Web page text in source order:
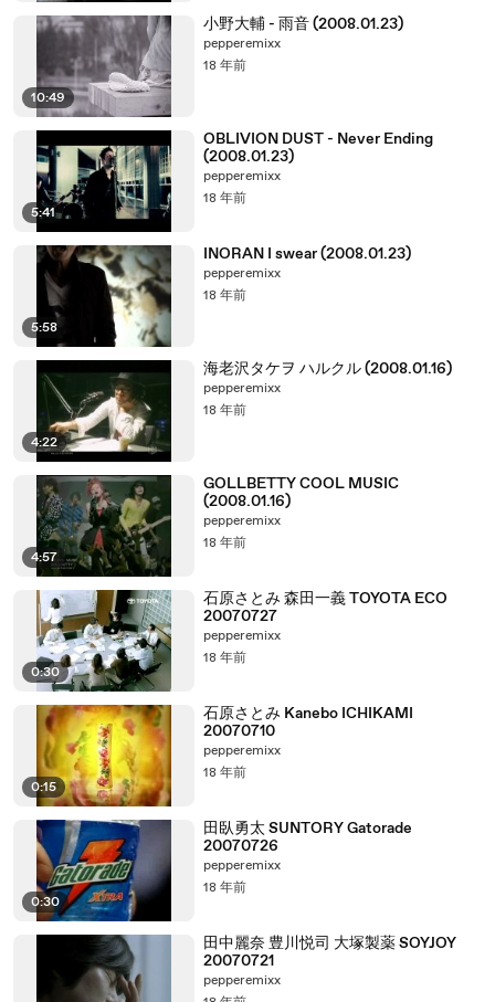
10:49
小野大輔 - 雨音 (2008.01.23)
pepperemixx
18 年前
5:41
OBLIVION DUST - Never Ending
(2008.01.23)
pepperemixx
18 年前
5:58
INORAN I swear (2008.01.23)
pepperemixx
18 年前
4:22
海老沢タケヲ ハルクル (2008.01.16)
pepperemixx
18 年前
4:57
GOLLBETTY COOL MUSIC
(2008.01.16)
pepperemixx
18 年前
0:30
石原さとみ 森田一義 TOYOTA ECO
20070727
pepperemixx
18 年前
0:15
石原さとみ Kanebo ICHIKAMI
20070710
pepperemixx
18 年前
0:30
田臥勇太 SUNTORY Gatorade
20070726
pepperemixx
18 年前
田中麗奈 豊川悦司 大塚製薬 SOYJOY
20070721
pepperemixx